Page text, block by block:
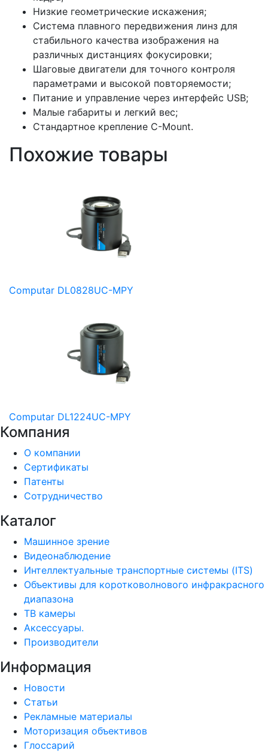
Низкие геометрические искажения;
Система плавного передвижения линз для
стабильного качества изображения на
различных дистанциях фокусировки;
Шаговые двигатели для точного контроля
параметрами и высокой повторяемости;
Питание и управление через интерфейс USB;
Малые габариты и легкий вес;
Стандартное крепление C-Mount.
Похожие товары
Computar DL0828UC-MPY
Computar DL1224UC-MPY
Компания
О компании
Сертификаты
Патенты
Сотрудничество
Каталог
Машинное зрение
Видеонаблюдение
Интеллектуальные транспортные системы (ITS)
Объективы для коротковолнового инфракрасного
диапазона
ТВ камеры
Аксессуары.
Производители
Информация
Новости
Статьи
Рекламные материалы
Моторизация объективов
Глоссарий